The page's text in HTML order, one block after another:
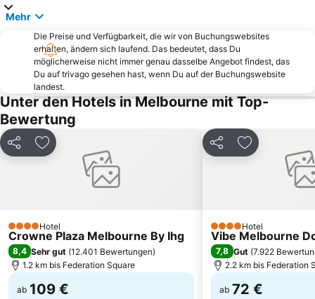
Maribyrnong
Croydon
Belgrave
Federation Square
Box Hill
Melbourne Chinatown
Palace Theatre
Melbourne Museum
St Mary Star of the Sea Catholic Church
Carlton
South Yarra Presbyterian Church
Burnley
Strand von Brighton (Melbourne)
Croydon South
Abbotsford
St Kilda East
Mehr
Die Preise und Verfügbarkeit, die wir von Buchungswebsites
erhalten, ändern sich laufend. Das bedeutet, dass Du
möglicherweise nicht immer genau dasselbe Angebot findest, das
Du auf trivago gesehen hast, wenn Du auf der Buchungswebsite
landest.
Unter den Hotels in Melbourne mit Top-
Bewertung
Teilen Zu Favoriten hinzufügen
4 SterneHotel
Crowne Plaza Melbourne By Ihg
8,4 Sehr gut (12.401 Bewertungen)
1.2 km bis Federation Square
ab 109 €
Teilen Zu Favoriten
4 SterneHotel
Vibe Melbourne
7,8 Gut (7.922
2.2 km bis Federation
ab 72 €